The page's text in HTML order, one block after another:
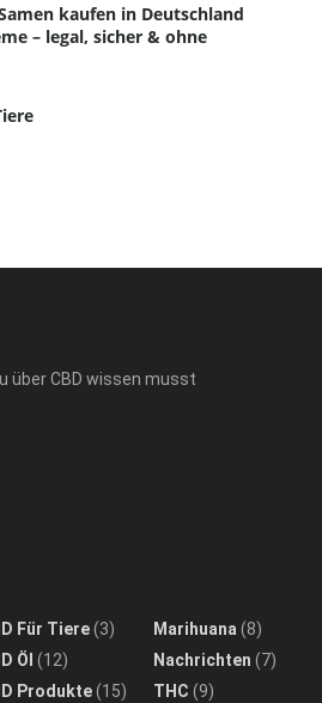
kaufen in Deutschland
– legal, sicher & ohne
über CBD wissen musst
Für Tiere(3)
Öl (12)
Produkte(15)
Marihuana (8)
Nachrichten (7)
THC (9)